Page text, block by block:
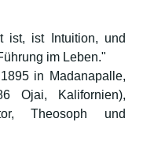
ist, ist Intuition, und
im Leben."
in Madanapalle,
Ojai, Kalifornien),
Theosoph und